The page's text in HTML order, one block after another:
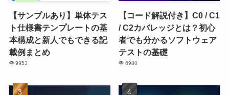
【サンプルあり】単体テス
ト仕様書テンプレートの基
本構成と新人でもできる記
載例まとめ
9953
【コード解説付き】C0 / C1
/ C2カバレッジとは？初心
者でも分かるソフトウェア
テストの基礎
6980